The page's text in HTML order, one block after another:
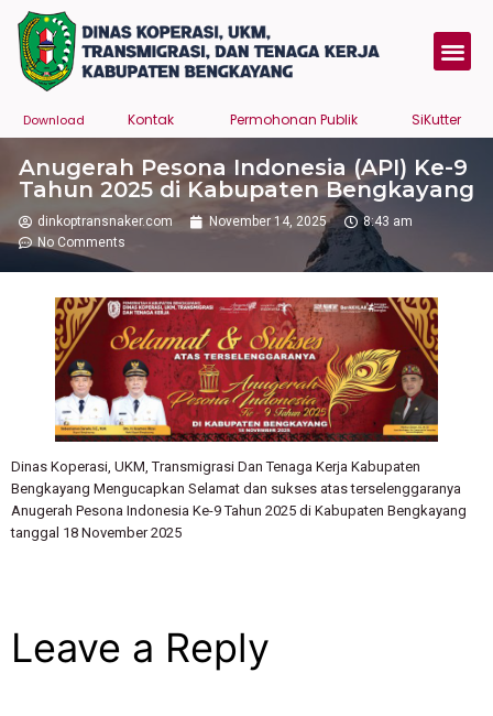
Download Kontak Permohonan Publik SiKutter
Anugerah Pesona Indonesia (API) Ke-9
Tahun 2025 di Kabupaten Bengkayang
dinkoptransnaker.com November 14, 2025
8:43 am
No Comments
Dinas Koperasi, UKM, Transmigrasi Dan Tenaga Kerja Kabupaten
Bengkayang Mengucapkan Selamat dan sukses atas terselenggaranya
Anugerah Pesona Indonesia Ke-9 Tahun 2025 di Kabupaten Bengkayang
tanggal 18 November 2025
Leave a Reply